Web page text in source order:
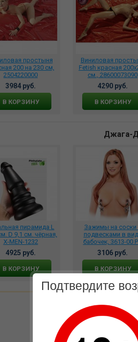
простыня
200 на 230 см,
2504220000
3984 руб.
В КОРЗИНУ
Виниловая
Fetish красная
см., 28600073090
4290 руб.
В КОРЗИНУ
Джага-
пирамида L
D 9,1 см. чёрная,
X-MEN-1232
4925 руб.
В КОРЗИНУ
Зажимы на соски
подвесками в
бабочек, 3613-00
3106 руб.
В КОРЗИНУ
Подтвердите